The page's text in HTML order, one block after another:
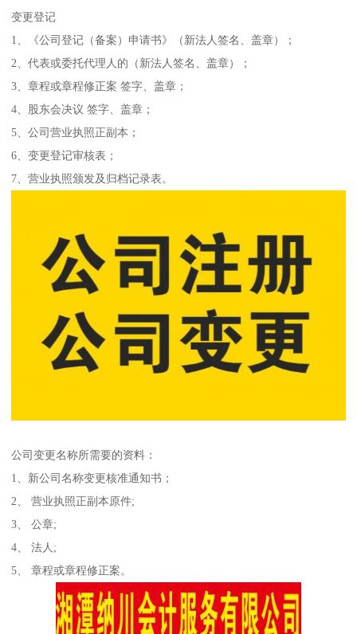
变更登记
1、《公司登记（备案）申请书》（新法人签名、盖章）；
2、代表或委托代理人的（新法人签名、盖章）；
3、章程或章程修正案 签字、盖章；
4、股东会决议 签字、盖章；
5、公司营业执照正副本；
6、变更登记审核表；
7、营业执照颁发及归档记录表。
公司变更名称所需要的资料：
1、新公司名称变更核准通知书；
2、 营业执照正副本原件;
3、 公章;
4、 法人;
5、 章程或章程修正案。